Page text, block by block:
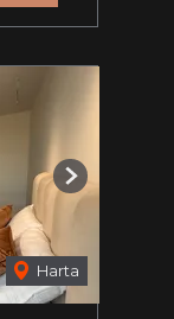
Harta
Next